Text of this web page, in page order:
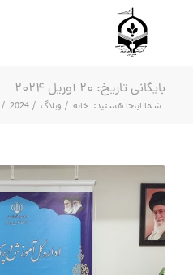
بایگانی تاریخ: 20 آوریل 2024
شما اینجا هستید: خانه / وبلاگ /
2024
/